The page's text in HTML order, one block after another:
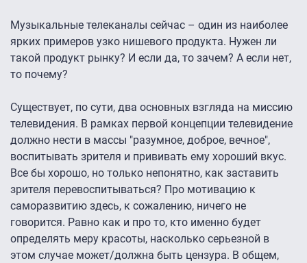
Музыкальные телеканалы сейчас – один из наиболее
ярких примеров узко нишевого продукта. Нужен ли
такой продукт рынку? И если да, то зачем? А если нет,
то почему?
Существует, по сути, два основных взгляда на миссию
телевидения. В рамках первой концепции телевидение
должно нести в массы "разумное, доброе, вечное",
воспитывать зрителя и прививать ему хороший вкус.
Все бы хорошо, но только непонятно, как заставить
зрителя перевоспитываться? Про мотивацию к
саморазвитию здесь, к сожалению, ничего не
говорится. Равно как и про то, кто именно будет
определять меру красоты, насколько серьезной в
этом случае может/должна быть цензура. В общем,